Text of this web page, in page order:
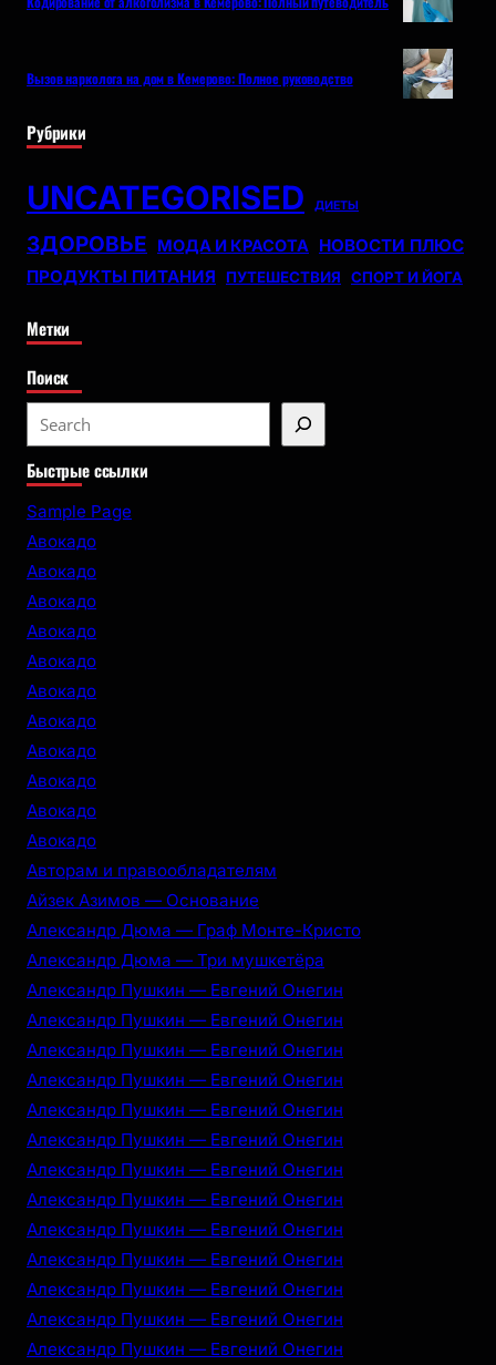
Вызов нарколога на дом в Кемерово: Полное руководство
Рубрики
UNCATEGORISED ДИЕТЫ
ЗДОРОВЬЕ МОДА И КРАСОТА НОВОСТИ ПЛЮС
ПРОДУКТЫ ПИТАНИЯ
ПУТЕШЕСТВИЯ СПОРТ И ЙОГА
Метки
Поиск
e
a
r
Быстрые ссылки
Sample Page
Авокадо
Авокадо
Авокадо
Авокадо
Авокадо
Авокадо
Авокадо
Авокадо
Авокадо
Авокадо
Авокадо
Авторам и правообладателям
Айзек Азимов — Основание
Александр Дюма — Граф Монте-Кристо
Александр Дюма — Три мушкетёра
Александр Пушкин — Евгений Онегин
Александр Пушкин — Евгений Онегин
Александр Пушкин — Евгений Онегин
Александр Пушкин — Евгений Онегин
Александр Пушкин — Евгений Онегин
Александр Пушкин — Евгений Онегин
Александр Пушкин — Евгений Онегин
Александр Пушкин — Евгений Онегин
Александр Пушкин — Евгений Онегин
Александр Пушкин — Евгений Онегин
Александр Пушкин — Евгений Онегин
Александр Пушкин — Евгений Онегин
Александр Пушкин — Евгений Онегин